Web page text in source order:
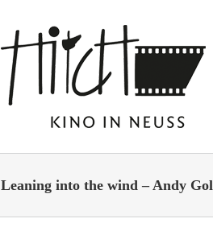
Leaning into the wind – Andy